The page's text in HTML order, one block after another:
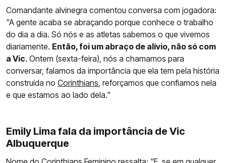
Comandante alvinegra comentou conversa com jogadora:
"A gente acaba se abraçando porque conhece o trabalho
do dia a dia. Só nós e as atletas sabemos o que vivemos
diariamente. Então, foi um abraço de alívio, não só com
a Vic. Ontem (sexta-feira), nós a chamamos para
conversar, falamos da importância que ela tem pela história
construída no Corinthians , reforçamos que confiamos nela
e que estamos ao lado dela."
Emily Lima fala da importância de Vic
Albuquerque